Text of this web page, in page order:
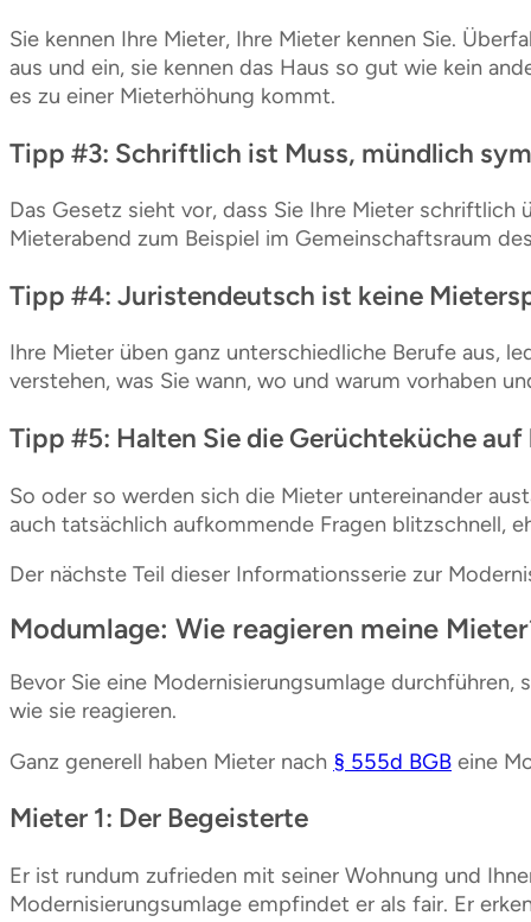
Sie kennen Ihre Mieter, Ihre Mieter kennen Sie.
aus und ein, sie kennen das Haus so gut wie kein
es zu einer Mieterhöhung kommt.
Tipp #3: Schriftlich ist Muss, mündlich
Das Gesetz sieht vor, dass Sie Ihre Mieter
Mieterabend zum Beispiel im Gemeinschaftsraum
Tipp #4: Juristendeutsch ist keine
Ihre Mieter üben ganz unterschiedliche Berufe aus,
verstehen, was Sie wann, wo und warum vorhaben
Tipp #5: Halten Sie die Gerüchteküche auf
So oder so werden sich die Mieter untereinander
auch tatsächlich aufkommende Fragen blitzschnell,
Der nächste Teil dieser Informationsserie zur
Modumlage: Wie reagieren meine
Bevor Sie eine Modernisierungsumlage
wie sie reagieren.
Ganz generell haben Mieter nach § 555d BGB eine
Mieter 1: Der Begeisterte
Er ist rundum zufrieden mit seiner Wohnung und
Modernisierungsumlage empfindet er als fair. Er